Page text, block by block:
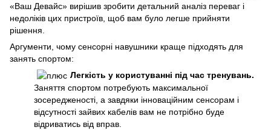
«Ваш Девайс» вирішив зробити детальний аналіз переваг і
недоліків цих пристроїв, щоб вам було легше прийняти
рішення.
Аргументи, чому сенсорні навушники краще підходять для
занять спортом:
Легкість у користуванні під час тренувань.
Заняття спортом потребують максимальної
зосередженості, а завдяки інноваційним сенсорам і
відсутності зайвих кабелів вам не потрібно буде
відриватись від вправ.